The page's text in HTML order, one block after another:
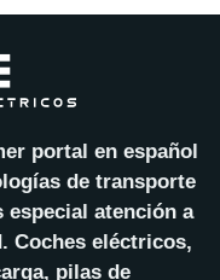
portal en español
de transporte
especial atención a
Coches eléctricos,
pilas de